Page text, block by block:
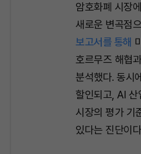
암호화폐 시장
새로운 변곡점
보고서를 통해
호르무즈 해협
분석했다. 동시
할인되고, AI 산
시장의 평가 기
있다는 진단이